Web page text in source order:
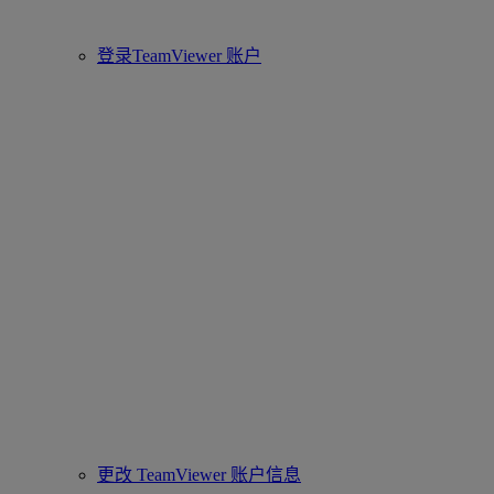
登录TeamViewer 账户
更改 TeamViewer 账户信息